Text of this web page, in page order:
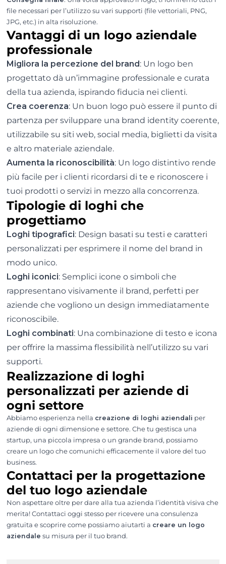
file necessari per l’utilizzo su vari supporti (file vettoriali, PNG,
JPG, etc.) in alta risoluzione.
Vantaggi di un logo aziendale
professionale
Migliora la percezione del brand: Un logo ben
progettato dà un’immagine professionale e curata
della tua azienda, ispirando fiducia nei clienti.
Crea coerenza: Un buon logo può essere il punto di
partenza per sviluppare una brand identity coerente,
utilizzabile su siti web, social media, biglietti da visita
e altro materiale aziendale.
Aumenta la riconoscibilità: Un logo distintivo rende
più facile per i clienti ricordarsi di te e riconoscere i
tuoi prodotti o servizi in mezzo alla concorrenza.
Tipologie di loghi che
progettiamo
Loghi tipografici: Design basati su testi e caratteri
personalizzati per esprimere il nome del brand in
modo unico.
Loghi iconici: Semplici icone o simboli che
rappresentano visivamente il brand, perfetti per
aziende che vogliono un design immediatamente
riconoscibile.
Loghi combinati: Una combinazione di testo e icona
per offrire la massima flessibilità nell’utilizzo su vari
supporti.
Realizzazione di loghi
personalizzati per aziende di
ogni settore
Abbiamo esperienza nella creazione di loghi aziendali per
aziende di ogni dimensione e settore. Che tu gestisca una
startup, una piccola impresa o un grande brand, possiamo
creare un logo che comunichi efficacemente il valore del tuo
business.
Contattaci per la progettazione
del tuo logo aziendale
Non aspettare oltre per dare alla tua azienda l’identità visiva che
merita! Contattaci oggi stesso per ricevere una consulenza
gratuita e scoprire come possiamo aiutarti a creare un logo
aziendale su misura per il tuo brand.